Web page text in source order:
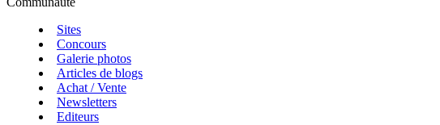
Sites
Concours
Galerie photos
Articles de blogs
Achat / Vente
Newsletters
Editeurs